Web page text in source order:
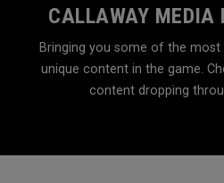
CALLAWAY MEDIA
Bringing you some of the most
unique content in the game.
content dropping